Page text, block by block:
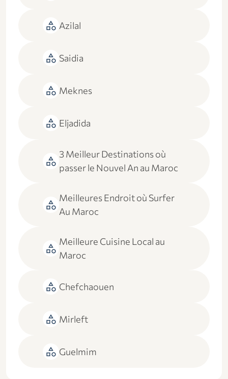
category Azilal
category Saidia
category Meknes
category Eljadida
category 3 Meilleur Destinations où
passer le Nouvel An au Maroc
category Meilleures Endroit où Surfer
Au Maroc
category Meilleure Cuisine Local au
Maroc
category Chefchaouen
category Mirleft
category Guelmim